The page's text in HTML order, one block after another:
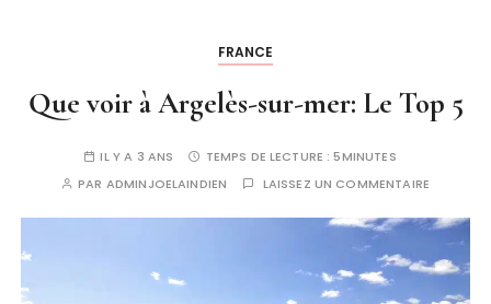
FRANCE
Que voir à Argelès-sur-mer: Le Top 5
IL Y A 3 ANS TEMPS DE LECTURE :5MINUTES
PAR ADMINJOELAINDIEN LAISSEZ UN COMMENTAIRE